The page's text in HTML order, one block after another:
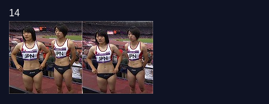
14